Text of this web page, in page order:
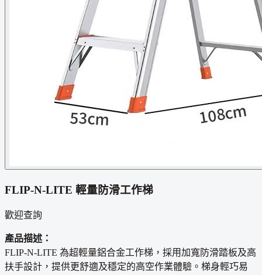
FLIP-N-LITE 輕量防滑工作梯
歡迎查詢
產品描述：
FLIP-N-LITE 為超輕量鋁合金工作梯，採用加寬防滑踏板及高
扶手設計，提供更舒適及穩定的高空作業體驗。梯身輕巧易